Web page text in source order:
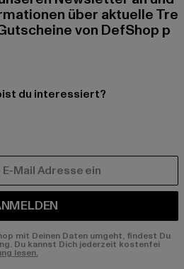
über aktuelle Tre
von DefShop p
du interessiert?
mit Deinen Daten umgeht, findest Du
Du kannst Dich jederzeit kostenfei
lesen.